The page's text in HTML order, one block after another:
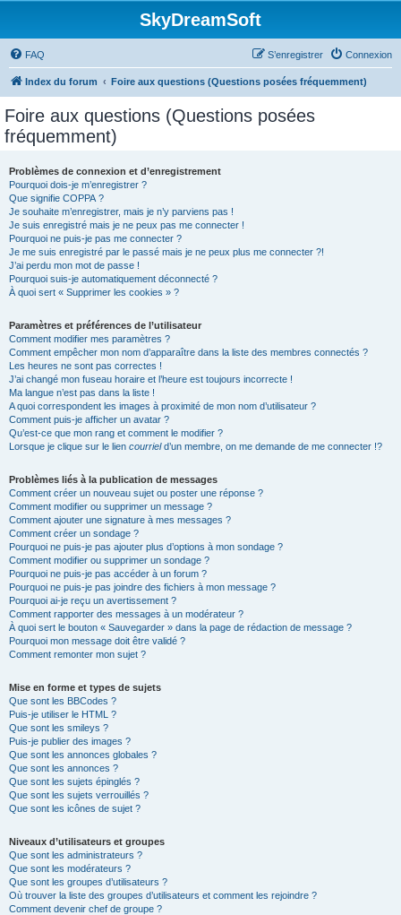
SkyDreamSoft
FAQ Connexion
S’enregistrer
Index du forum Foire aux questions (Questions posées fréquemment)
Foire aux questions (Questions posées
fréquemment)
Problèmes de connexion et d’enregistrement
Pourquoi dois-je m’enregistrer ?
Que signifie COPPA ?
Je souhaite m’enregistrer, mais je n’y parviens pas !
Je suis enregistré mais je ne peux pas me connecter !
Pourquoi ne puis-je pas me connecter ?
Je me suis enregistré par le passé mais je ne peux plus me connecter ?!
J’ai perdu mon mot de passe !
Pourquoi suis-je automatiquement déconnecté ?
À quoi sert « Supprimer les cookies » ?
Paramètres et préférences de l’utilisateur
Comment modifier mes paramètres ?
Comment empêcher mon nom d’apparaître dans la liste des membres connectés ?
Les heures ne sont pas correctes !
J’ai changé mon fuseau horaire et l’heure est toujours incorrecte !
Ma langue n’est pas dans la liste !
A quoi correspondent les images à proximité de mon nom d’utilisateur ?
Comment puis-je afficher un avatar ?
Qu’est-ce que mon rang et comment le modifier ?
Lorsque je clique sur le lien courrield’un membre, on me demande de me connecter !?
Problèmes liés à la publication de messages
Comment créer un nouveau sujet ou poster une réponse ?
Comment modifier ou supprimer un message ?
Comment ajouter une signature à mes messages ?
Comment créer un sondage ?
Pourquoi ne puis-je pas ajouter plus d’options à mon sondage ?
Comment modifier ou supprimer un sondage ?
Pourquoi ne puis-je pas accéder à un forum ?
Pourquoi ne puis-je pas joindre des fichiers à mon message ?
Pourquoi ai-je reçu un avertissement ?
Comment rapporter des messages à un modérateur ?
À quoi sert le bouton « Sauvegarder » dans la page de rédaction de message ?
Pourquoi mon message doit être validé ?
Comment remonter mon sujet ?
Mise en forme et types de sujets
Que sont les BBCodes ?
Puis-je utiliser le HTML ?
Que sont les smileys ?
Puis-je publier des images ?
Que sont les annonces globales ?
Que sont les annonces ?
Que sont les sujets épinglés ?
Que sont les sujets verrouillés ?
Que sont les icônes de sujet ?
Niveaux d’utilisateurs et groupes
Que sont les administrateurs ?
Que sont les modérateurs ?
Que sont les groupes d’utilisateurs ?
Où trouver la liste des groupes d’utilisateurs et comment les rejoindre ?
Comment devenir chef de groupe ?